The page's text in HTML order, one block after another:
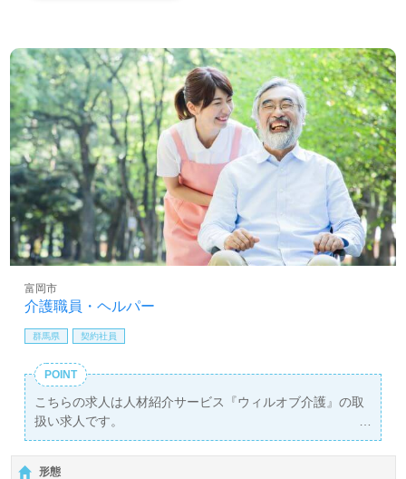
介護職員・ヘルパー
富岡市
群馬県 契約社員
POINT
こちらの求人は人材紹介サービス『ウィルオブ介護』の取
扱い求人です。
詳細に関してお気軽にご相談ください♪
【無料】で皆さんの転職活動をサポートいたします。
形態